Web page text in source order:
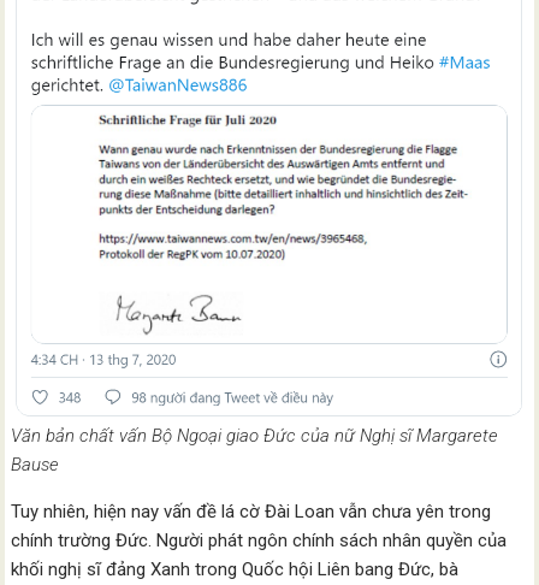
Văn bản chất vấn Bộ Ngoại giao Đức của nữ Nghị sĩ Margarete
Bause
Tuy nhiên, hiện nay vấn đề lá cờ Đài Loan vẫn chưa yên trong
chính trường Đức. Người phát ngôn chính sách nhân quyền của
khối nghị sĩ đảng Xanh trong Quốc hội Liên bang Đức, bà